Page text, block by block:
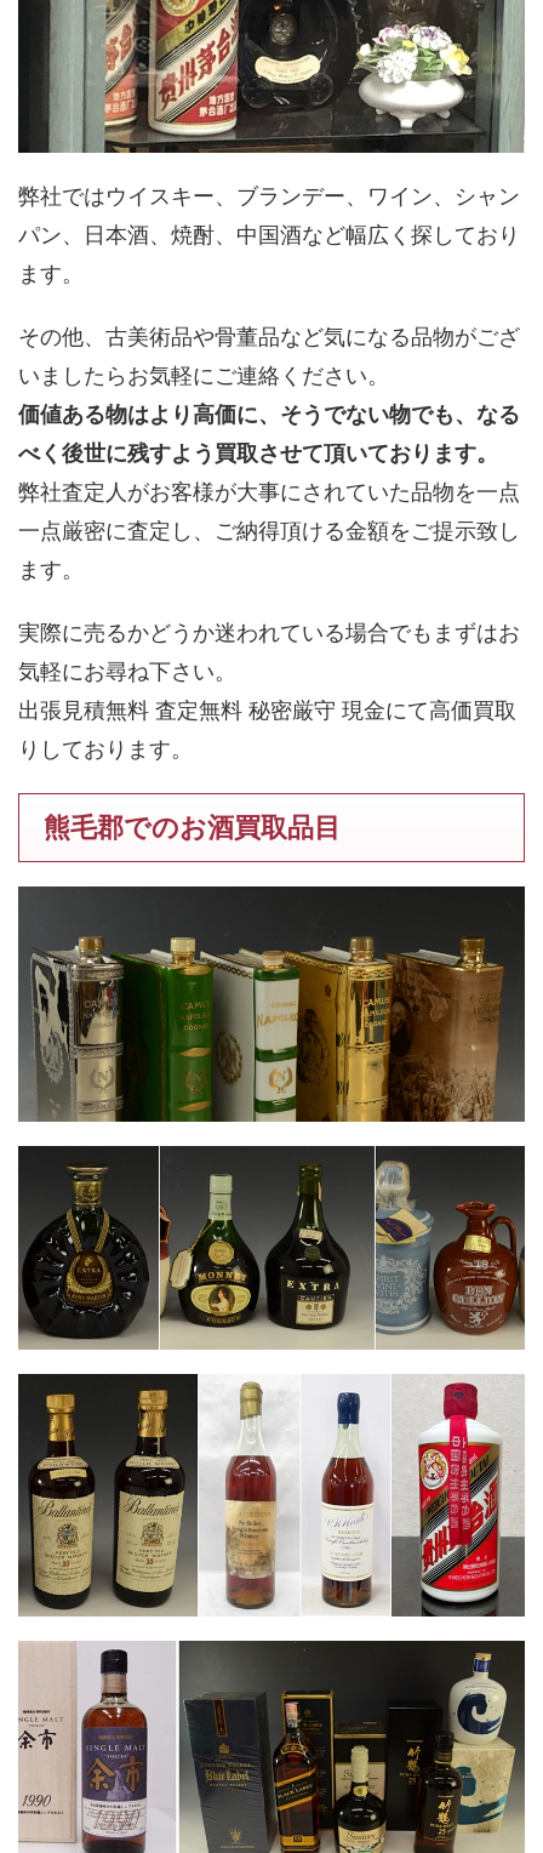
弊社ではウイスキー、ブランデー、ワイン、シャン
パン、日本酒、焼酎、中国酒など幅広く探しており
ます。
その他、古美術品や骨董品など気になる品物がござ
いましたらお気軽にご連絡ください。
価値ある物はより高価に、そうでない物でも、なる
べく後世に残すよう買取させて頂いております。
弊社査定人がお客様が大事にされていた品物を一点
一点厳密に査定し、ご納得頂ける金額をご提示致し
ます。
実際に売るかどうか迷われている場合でもまずはお
気軽にお尋ね下さい。
出張見積無料 査定無料 秘密厳守 現金にて高価買取
りしております。
熊毛郡でのお酒買取品目